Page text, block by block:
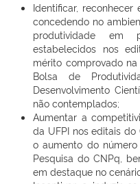
Identificar, reconhecer
concedendo no
produtividade
estabelecidos nos
mérito comprovado
Bolsa de
Desenvolvimento
não contemplados;
Aumentar a
da UFPI nos editais
o aumento do
Pesquisa do CNPq,
em destaque no